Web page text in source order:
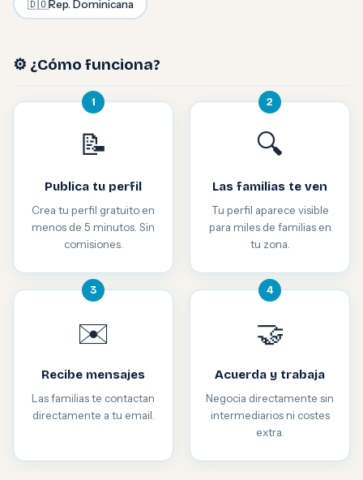
🇩🇴Rep. Dominicana
⚙️ ¿Cómo funciona?
1
📝
Publica tu perfil
Crea tu perfil gratuito en
menos de 5 minutos. Sin
comisiones.
2
🔍
Las familias te ven
Tu perfil aparece visible
para miles de familias en
tu zona.
3
✉️
Recibe mensajes
Las familias te contactan
directamente a tu email.
4
🤝
Acuerda y trabaja
Negocia directamente sin
intermediarios ni costes
extra.